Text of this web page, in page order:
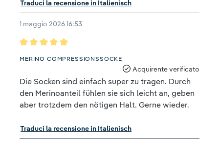
Traduci la recensione in Italienisch
1 maggio 2026 16:53
Recensione con valutazione di 5 su 5 stelle
MERINO COMPRESSIONSSOCKE
Acquirente verificato
Die Socken sind einfach super zu tragen. Durch
den Merinoanteil fühlen sie sich leicht an, geben
aber trotzdem den nötigen Halt. Gerne wieder.
Traduci la recensione in Italienisch